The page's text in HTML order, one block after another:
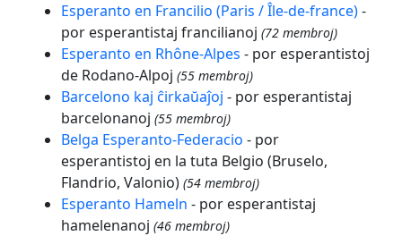
Esperanto en Francilio (Paris / Île-de-france)-
por esperantistaj francilianoj (72 membroj)
Esperanto en Rhône-Alpes - por esperantistoj
de Rodano-Alpoj (55 membroj)
Barcelono kaj ĉirkaŭaĵoj - por esperantistaj
barcelonanoj (55 membroj)
Belga Esperanto-Federacio - por
esperantistoj en la tuta Belgio (Bruselo,
Flandrio, Valonio) (54 membroj)
Esperanto Hameln - por esperantistaj
hamelenanoj (46 membroj)